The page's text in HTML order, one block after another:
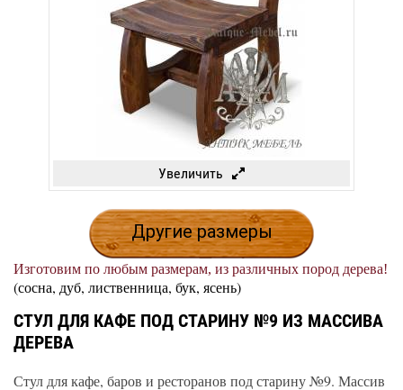
Увеличить
Другие размеры
Изготовим по любым размерам, из различных пород дерева!
(сосна, дуб, лиственница, бук, ясень)
СТУЛ ДЛЯ КАФЕ ПОД СТАРИНУ №9 ИЗ МАССИВА
ДЕРЕВА
Стул для кафе, баров и ресторанов под старину №9. Массив